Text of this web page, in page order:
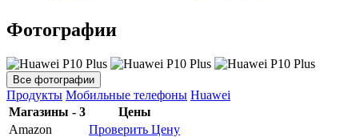
Фотографии
Все фотографии
Продукты Мобильные телефоны Huawei
Магазины - 3
Цены
Amazon
Проверить Цену